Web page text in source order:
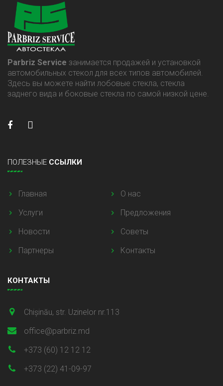
Parbriz Service занимается продажей и установкой
автомобильных стекол для всех типов автомобилей.
Здесь вы можете найти лобовые стекла, стекла
заднего вида и боковые стекла по самой низкой цене.
ПОЛЕЗНЫЕ ССЫЛКИ
Главная
О нас
Услуги
Предложения
Новости
Советы
Партнеры
Контакты
КОНТАКТЫ
Chișinău, str. Uzinelor nr.113
office@parbriz.md
+373 (60) 12 12 12
+373 (22) 41-09-97